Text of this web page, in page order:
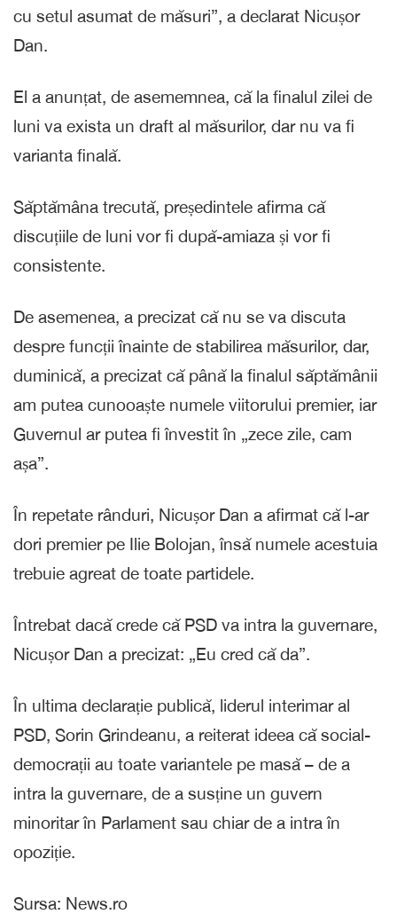
cu setul asumat de măsuri”, a declarat Nicușor
Dan.
El a anunțat, de asememnea, că la finalul zilei de
luni va exista un draft al măsurilor, dar nu va fi
varianta finală.
Săptămâna trecută, președintele afirma că
discuțiile de luni vor fi după-amiaza și vor fi
consistente.
De asemenea, a precizat că nu se va discuta
despre funcții înainte de stabilirea măsurilor, dar,
duminică, a precizat că până la finalul săptămânii
am putea cunooaște numele viitorului premier, iar
Guvernul ar putea fi învestit în „zece zile, cam
așa”.
În repetate rânduri, Nicușor Dan a afirmat că l-ar
dori premier pe Ilie Bolojan, însă numele acestuia
trebuie agreat de toate partidele.
Întrebat dacă crede că PSD va intra la guvernare,
Nicușor Dan a precizat: „Eu cred că da”.
În ultima declarație publică, liderul interimar al
PSD, Sorin Grindeanu, a reiterat ideea că social-
democrații au toate variantele pe masă – de a
intra la guvernare, de a susține un guvern
minoritar în Parlament sau chiar de a intra în
opoziție.
Sursa: News.ro